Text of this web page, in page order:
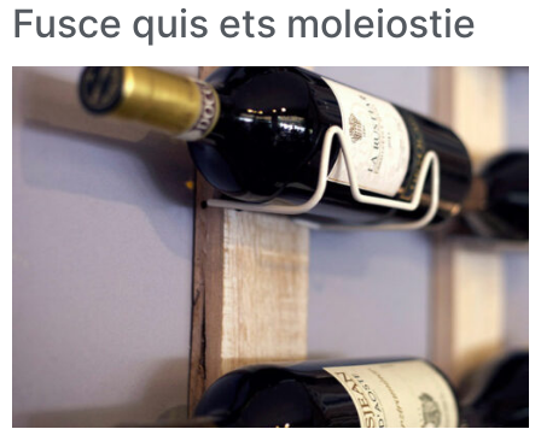
Fusce quis ets moleiostie